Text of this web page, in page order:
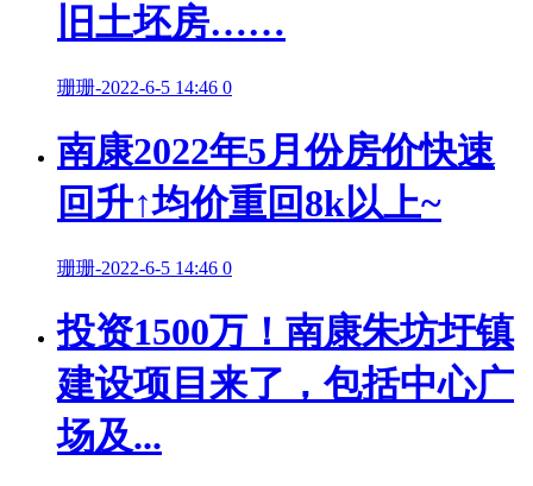
旧土坯房……
珊珊-2022-6-5 14:46 0
南康2022年5月份房价快速
回升↑均价重回8k以上~
珊珊-2022-6-5 14:46 0
投资1500万！南康朱坊圩镇
建设项目来了，包括中心广
场及...